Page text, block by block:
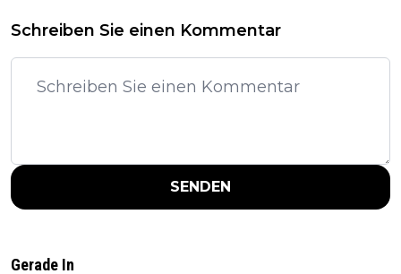
Schreiben Sie einen Kommentar
SENDEN
Gerade In